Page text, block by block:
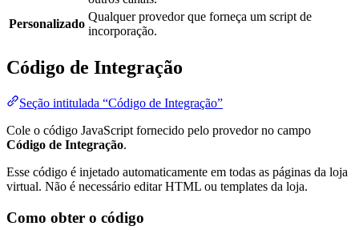
Personalizado
Qualquer provedor que forneça um script de
incorporação.
Código de Integração
Seção intitulada “Código de Integração”
Cole o código JavaScript fornecido pelo provedor no campo
Código de Integração.
Esse código é injetado automaticamente em todas as páginas da loja
virtual. Não é necessário editar HTML ou templates da loja.
Como obter o código